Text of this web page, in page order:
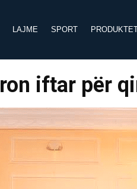
LAJME SPORT
iftar për